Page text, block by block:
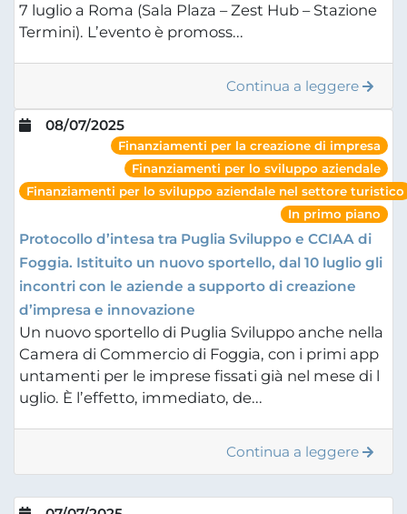
7 luglio a Roma (Sala Plaza – Zest Hub – Stazione
Termini). L’evento è promoss...
Continua a leggere
08/07/2025
Finanziamenti per la creazione di impresa
Finanziamenti per lo sviluppo aziendale
Finanziamenti per lo sviluppo aziendale nel settore turistico
In primo piano
Protocollo d’intesa tra Puglia Sviluppo e CCIAA di
Foggia. Istituito un nuovo sportello, dal 10 luglio gli
incontri con le aziende a supporto di creazione
d’impresa e innovazione
Un nuovo sportello di Puglia Sviluppo anche nella
Camera di Commercio di Foggia, con i primi app
untamenti per le imprese fissati già nel mese di l
uglio. È l’effetto, immediato, de...
Continua a leggere